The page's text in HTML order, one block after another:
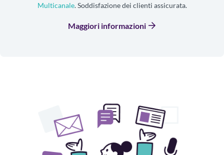
Multicanale. Soddisfazione dei clienti assicurata.
Maggiori informazioni